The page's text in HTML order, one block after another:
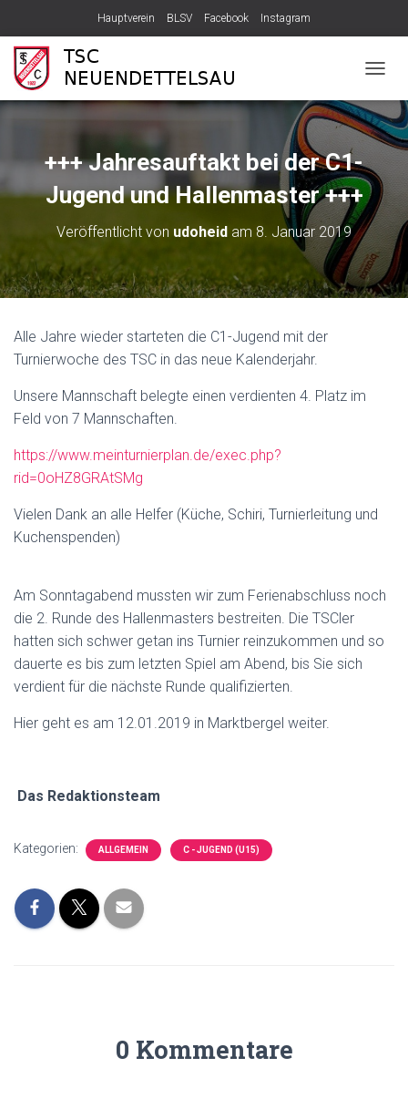
Hauptverein BLSV Facebook Instagram
A
V
I
A
T
I
O
U
M
S
+++ Jahresauftakt bei der C1-
Jugend und Hallenmaster +++
Veröffentlicht von udoheid am 8. Januar 2019
Alle Jahre wieder starteten die C1-Jugend mit der
Turnierwoche des TSC in das neue Kalenderjahr.
Unsere Mannschaft belegte einen verdienten 4. Platz im
Feld von 7 Mannschaften.
https://www.meinturnierplan.de/exec.php?
rid=0oHZ8GRAtSMg
Vielen Dank an alle Helfer (Küche, Schiri, Turnierleitung und
Kuchenspenden)
Am Sonntagabend mussten wir zum Ferienabschluss noch
die 2. Runde des Hallenmasters bestreiten. Die TSCler
hatten sich schwer getan ins Turnier reinzukommen und so
dauerte es bis zum letzten Spiel am Abend, bis Sie sich
verdient für die nächste Runde qualifizierten.
Hier geht es am 12.01.2019 in Marktbergel weiter.
Das Redaktionsteam
Kategorien: ALLGEMEIN C - JUGEND (U15)
0 Kommentare